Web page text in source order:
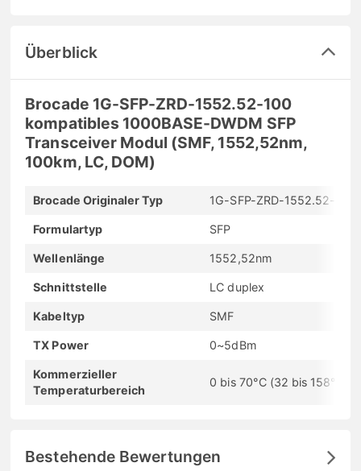
Überblick
Brocade 1G-SFP-ZRD-1552.52-100
kompatibles 1000BASE-DWDM SFP
Transceiver Modul (SMF, 1552,52nm,
100km, LC, DOM)
Brocade Originaler Typ 1G-SFP-ZRD-1552.52-100
Formulartyp SFP
Wellenlänge 1552,52nm
Schnittstelle LC duplex
Kabeltyp SMF
TX Power 0~5dBm
Kommerzieller
Temperaturbereich
0 bis 70°C (32 bis 158°F)
Bestehende Bewertungen